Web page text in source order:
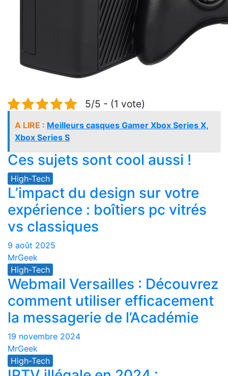
5/5 - (1 vote)
A LIRE : Meilleurs casques Gamer Xbox Series X,
Xbox Series S
Ces sujets sont cool aussi !
High-Tech
L’impact du design sur votre
expérience : boîtiers pc vitrés
vs classiques
9 août 2025
MrGeek
High-Tech
Webmail Versailles : Découvrez
comment utiliser efficacement
la messagerie de l’Académie
19 novembre 2024
MrGeek
High-Tech